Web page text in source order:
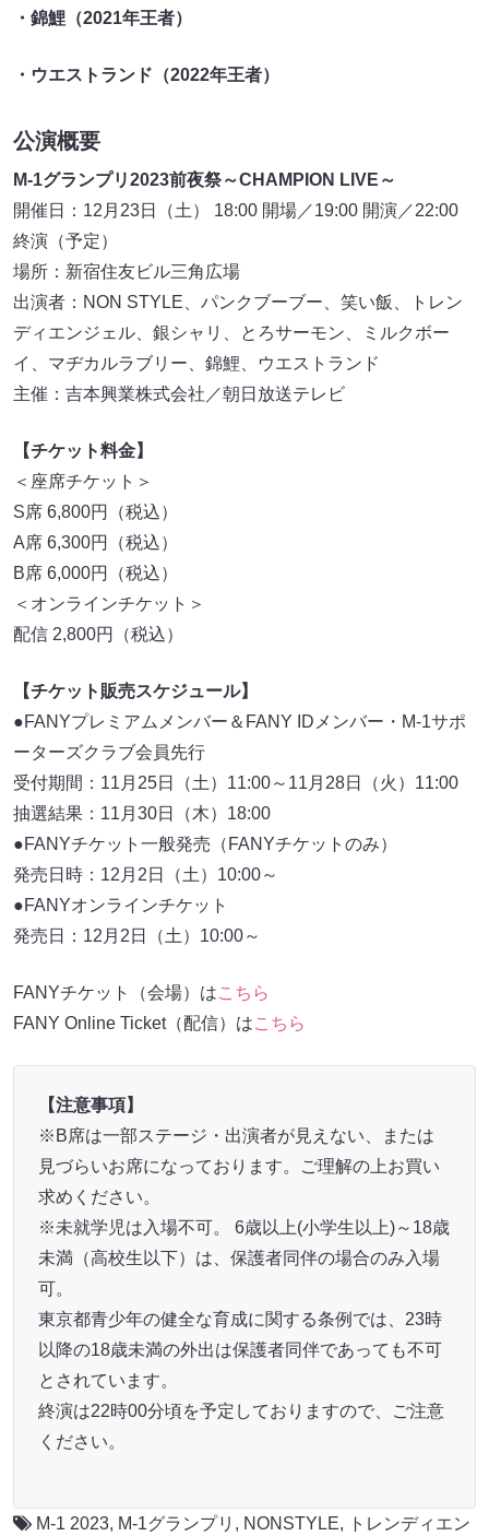
・錦鯉（2021年王者）
・ウエストランド（2022年王者）
公演概要
M-1グランプリ2023前夜祭～CHAMPION LIVE～
開催日：12月23日（土） 18:00 開場／19:00 開演／22:00
終演（予定）
場所：新宿住友ビル三角広場
出演者：NON STYLE、パンクブーブー、笑い飯、トレン
ディエンジェル、銀シャリ、とろサーモン、ミルクボー
イ、マヂカルラブリー、錦鯉、ウエストランド
主催：吉本興業株式会社／朝日放送テレビ
【チケット料金】
＜座席チケット＞
S席 6,800円（税込）
A席 6,300円（税込）
B席 6,000円（税込）
＜オンラインチケット＞
配信 2,800円（税込）
【チケット販売スケジュール】
●FANYプレミアムメンバー＆FANY IDメンバー・M-1サポ
ーターズクラブ会員先行
受付期間：11月25日（土）11:00～11月28日（火）11:00
抽選結果：11月30日（木）18:00
●FANYチケット一般発売（FANYチケットのみ）
発売日時：12月2日（土）10:00～
●FANYオンラインチケット
発売日：12月2日（土）10:00～
FANYチケット（会場）はこちら
FANY Online Ticket（配信）はこちら
【注意事項】
※B席は一部ステージ・出演者が見えない、または
見づらいお席になっております。ご理解の上お買い
求めください。
※未就学児は入場不可。 6歳以上(小学生以上)～18歳
未満（高校生以下）は、保護者同伴の場合のみ入場
可。
東京都青少年の健全な育成に関する条例では、23時
以降の18歳未満の外出は保護者同伴であっても不可
とされています。
終演は22時00分頃を予定しておりますので、ご注意
ください。
M-1 2023, M-1グランプリ , NONSTYLE, トレンディエン